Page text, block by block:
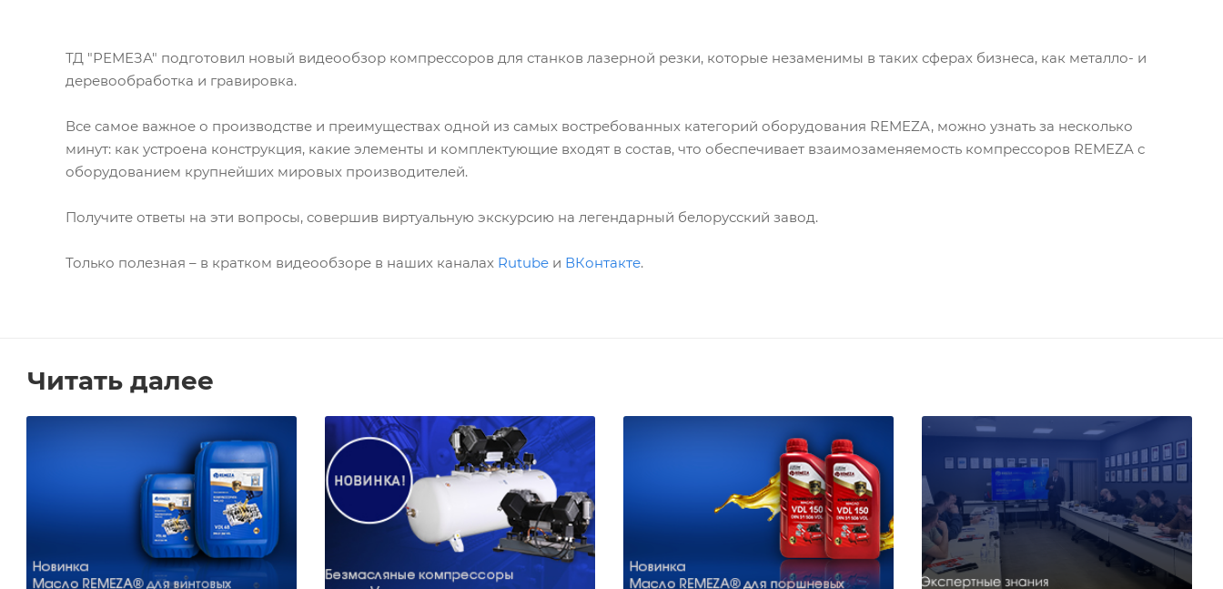
ТД "РЕМЕЗА" подготовил новый видеообзор компрессоров для станков лазерной резки, которые незаменимы в таких сферах бизнеса, как металло- и
деревообработка и гравировка.
Все самое важное о производстве и преимуществах одной из самых востребованных категорий оборудования REMEZA, можно узнать за несколько
минут: как устроена конструкция, какие элементы и комплектующие входят в состав, что обеспечивает взаимозаменяемость компрессоров REMEZA с
оборудованием крупнейших мировых производителей.
Получите ответы на эти вопросы, совершив виртуальную экскурсию на легендарный белорусский завод.
Только полезная – в кратком видеообзоре в наших каналах Rutube и ВКонтакте.
Читать далее